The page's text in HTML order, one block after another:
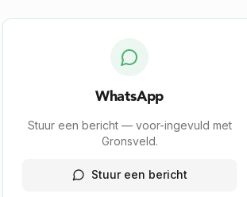
WhatsApp
Stuur een bericht — voor-ingevuld met
Gronsveld.
Stuur een bericht